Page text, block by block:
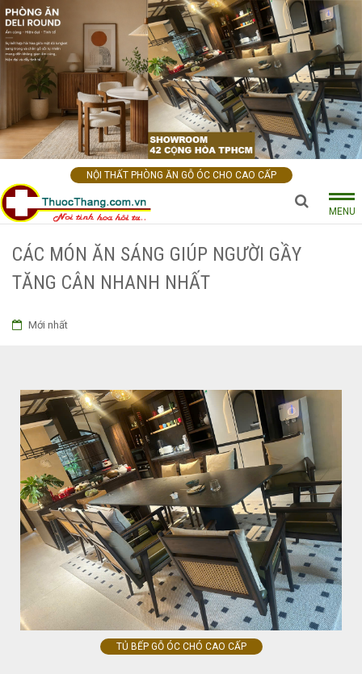
NỘI THẤT PHÒNG ĂN GỖ ÓC CHO CAO CẤP
MENU
CÁC MÓN ĂN SÁNG GIÚP NGƯỜI GẦY
TĂNG CÂN NHANH NHẤT
Mới nhất
TỦ BẾP GỖ ÓC CHÓ CAO CẤP